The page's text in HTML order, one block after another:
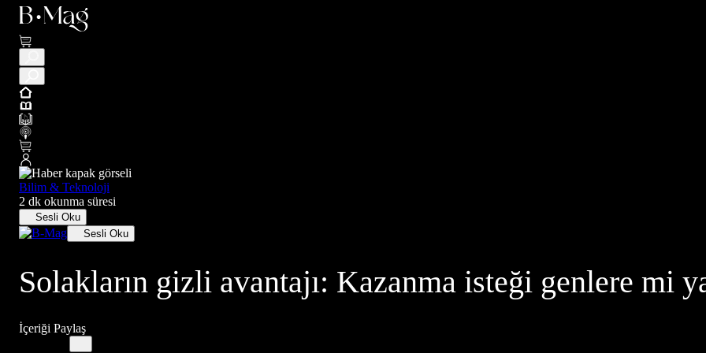
Bilim & Teknoloji
2 dk okunma süresi
Sesli Oku
Sesli Oku
Solakların gizli avantajı: Kazanma isteği genlere mi
İçeriği Paylaş